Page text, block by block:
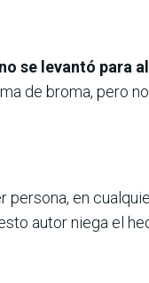
se levantó para
de broma, pero
persona, en
autor niega el